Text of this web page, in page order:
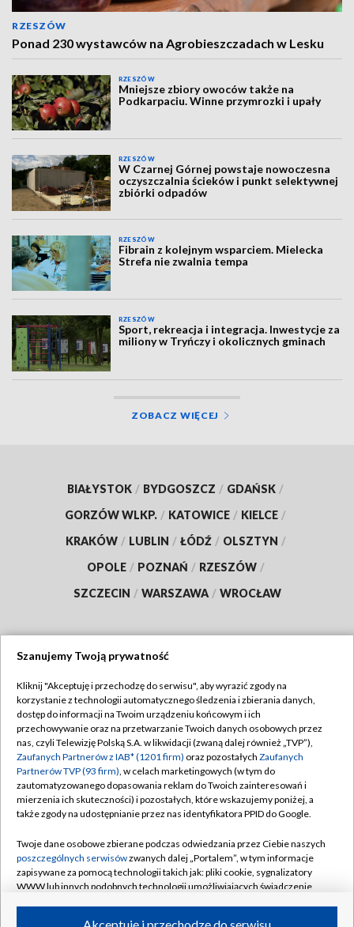
RZESZÓW
Ponad 230 wystawców na Agrobieszczadach w Lesku
RZESZÓW
Mniejsze zbiory owoców także na
Podkarpaciu. Winne przymrozki i upały
RZESZÓW
W Czarnej Górnej powstaje nowoczesna
oczyszczalnia ścieków i punkt selektywnej
zbiórki odpadów
RZESZÓW
Fibrain z kolejnym wsparciem. Mielecka
Strefa nie zwalnia tempa
RZESZÓW
Sport, rekreacja i integracja. Inwestycje za
miliony w Tryńczy i okolicznych gminach
ZOBACZ WIĘCEJ
BIAŁYSTOK / BYDGOSZCZ / GDAŃSK /
GORZÓW WLKP. / KATOWICE / KIELCE /
KRAKÓW / LUBLIN / ŁÓDŹ / OLSZTYN /
OPOLE / POZNAŃ / RZESZÓW /
SZCZECIN / WARSZAWA / WROCŁAW
TVP
Abonament TVP
Emisja w TVP
Centrum informacji TVP
Naziemna Telewizja Cyfrowa
Rada Programowa
System NOS
Informacje o nadawcy
Regulamin TVP
Polityka prywatności
Moje zgody
Pomoc
Kontakt
Kanały
Szanujemy Twoją prywatność
Kliknij "Akceptuję i przechodzę do serwisu", aby wyrazić zgody na
korzystanie z technologii automatycznego śledzenia i zbierania danych,
dostęp do informacji na Twoim urządzeniu końcowym i ich
przechowywanie oraz na przetwarzanie Twoich danych osobowych przez
nas, czyli Telewizję Polską S.A. w likwidacji (zwaną dalej również „TVP”),
Zaufanych Partnerów z IAB* (1201 firm) oraz pozostałych Zaufanych
Partnerów TVP (93 firm), w celach marketingowych (w tym do
zautomatyzowanego dopasowania reklam do Twoich zainteresowań i
mierzenia ich skuteczności) i pozostałych, które wskazujemy poniżej, a
także zgody na udostępnianie przez nas identyfikatora PPID do Google.
Twoje dane osobowe zbierane podczas odwiedzania przez Ciebie naszych
poszczególnych serwisówzwanych dalej „Portalem”, w tym informacje
zapisywane za pomocą technologii takich jak: pliki cookie, sygnalizatory
WWW lub innych podobnych technologii umożliwiających świadczenie